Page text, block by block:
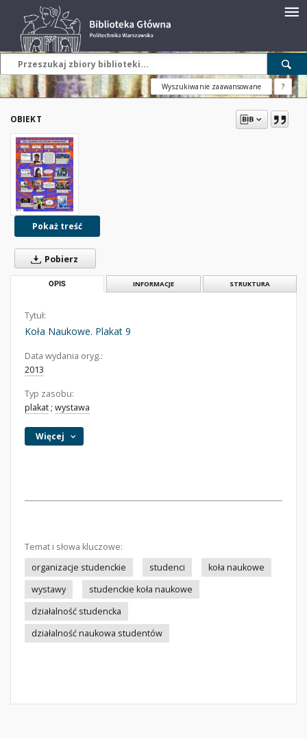
Wyszukiwanie zaawansowane ?
OBIEKT
Pokaż treść
Pobierz
OPIS INFORMACJE STRUKTURA
Tytuł:
Koła Naukowe. Plakat 9
Data wydania oryg.:
2013
Typ zasobu:
plakat ; wystawa
Więcej
Temat i słowa kluczowe:
organizacje studenckie
studenci
koła naukowe
wystawy
studenckie koła naukowe
działalność studencka
działalność naukowa studentów